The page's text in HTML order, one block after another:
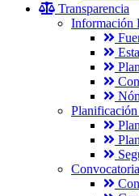
Transparencia
Información
Planificación